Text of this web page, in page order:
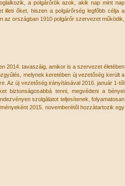
a polgárőrök azok, akik nap mint nap
illeti őket, hiszen a polgárőrség legfőbb célja a
országban 1910 polgárőr szervezet működik,
2014. tavaszáig, amikor is a szervezet életében
melynek keretében új vezetőség került a
Az új vezetőség irányításával 2016. január 1-től
biztonságosabbá tenni, megvédeni a bényei
szolgálatot teljesítenek, folyamatosan
2015. novemberétől hozzátartozik egy